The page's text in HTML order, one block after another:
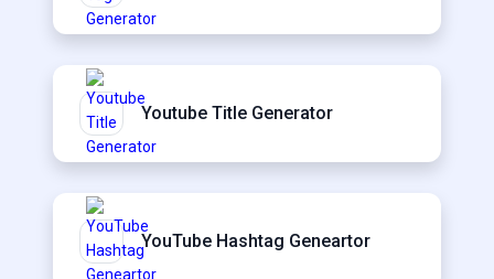
Youtube Title Generator
YouTube Hashtag Geneartor